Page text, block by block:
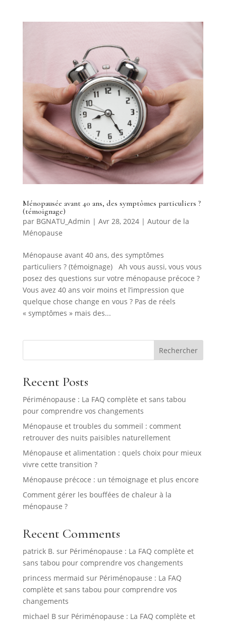
Ménopausée avant 40 ans, des symptômes particuliers ?
(témoignage)
par BGNATU_Admin | Avr 28, 2024| Autour de la
Ménopause
Ménopause avant 40 ans, des symptômes
particuliers ? (témoignage) Ah vous aussi, vous vous
posez des questions sur votre ménopause précoce ?
Vous avez 40 ans voir moins et l’impression que
quelque chose change en vous ? Pas de réels
« symptômes » mais des...
Rechercher
Recent Posts
Périménopause : La FAQ complète et sans tabou
pour comprendre vos changements
Ménopause et troubles du sommeil : comment
retrouver des nuits paisibles naturellement
Ménopause et alimentation : quels choix pour mieux
vivre cette transition ?
Ménopause précoce : un témoignage et plus encore
Comment gérer les bouffées de chaleur à la
ménopause ?
Recent Comments
patrick B. sur Périménopause : La FAQ complète et
sans tabou pour comprendre vos changements
princess mermaid sur Périménopause : La FAQ
complète et sans tabou pour comprendre vos
changements
michael Bsur Périménopause : La FAQ complète et